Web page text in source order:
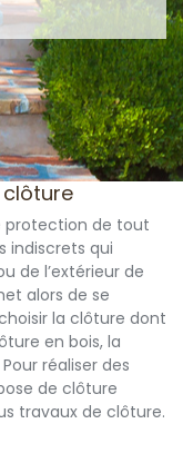
protection de tout
indiscrets qui
de l’extérieur de
alors de se
la clôture dont
en bois, la
réaliser des
de clôture
travaux de clôture.